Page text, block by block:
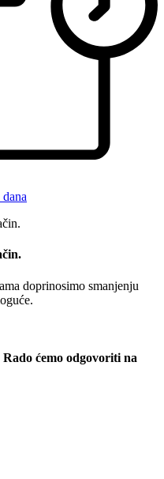
doprinosimo smanjenju
ćemo odgovoriti na